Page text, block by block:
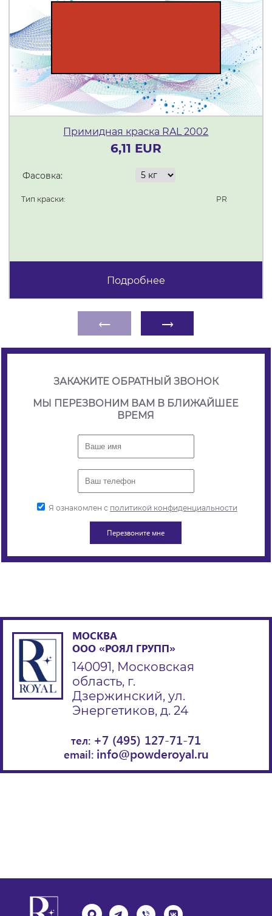
Примидная краска RAL 2002
6,11 EUR
Фасовка:
Тип краски: PR
Подробнее
← →
ЗАКАЖИТЕ ОБРАТНЫЙ ЗВОНОК
МЫ ПЕРЕЗВОНИМ ВАМ В БЛИЖАЙШЕЕ
ВРЕМЯ
Я ознакомлен с политикой конфиденциальности
МОСКВА
ООО «РОЯЛ ГРУПП»
140091, Московская
область, г.
Дзержинский, ул.
Энергетиков, д. 24
тел: +7 (495) 127-71-71
email: info@powderoyal.ru